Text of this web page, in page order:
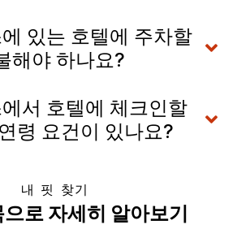
있는 호텔에 주차할
해야 하나요?
서 호텔에 체크인할
령 요건이 있나요?
내 핏 찾기
로 자세히 알아보기